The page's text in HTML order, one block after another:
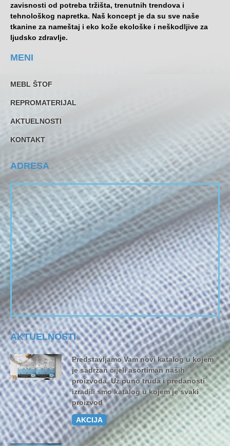
zavisnosti od potreba tržišta, trenutnih trendova i
tehnološkog napretka. Naš koncept je da su sve naše
tkanine za nameštaj i eko kože ekološke i neškodljive za
ljudsko zdravlje.
MENI
MEBL ŠTOF
REPROMATERIJAL
AKTUELNOSTI
KONTAKT
ADRESA
AKTUELNOSTI
Predstavljamo Vam novi katalog u kojem
je sadržan cijeli asortiman naših
proizvoda. Uz puno truda i predanosti
izradili smo katalog u kojem je svaki
proizvod
AKCIJA